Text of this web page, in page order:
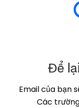
Để
Email của bạn
Các